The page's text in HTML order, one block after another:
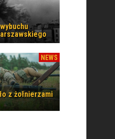
NEWS
z żołnierzami